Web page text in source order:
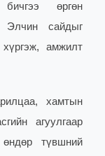
өргөн
Элчин сайдыг
амжилт
хамтын
агуулгаар
түвшний